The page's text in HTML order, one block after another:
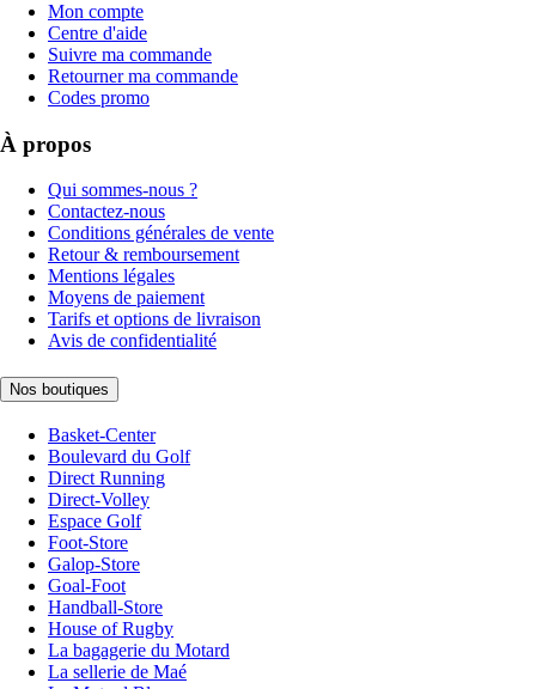
Mon compte
Centre d'aide
Suivre ma commande
Retourner ma commande
Codes promo
À propos
Qui sommes-nous ?
Contactez-nous
Conditions générales de vente
Retour & remboursement
Mentions légales
Moyens de paiement
Tarifs et options de livraison
Avis de confidentialité
Nos boutiques
Basket-Center
Boulevard du Golf
Direct Running
Direct-Volley
Espace Golf
Foot-Store
Galop-Store
Goal-Foot
Handball-Store
House of Rugby
La bagagerie du Motard
La sellerie de Maé